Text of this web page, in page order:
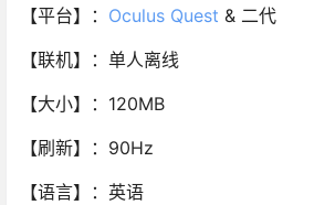
【平台】： Oculus Quest & 二代
【联机】：单人离线
【大小】：120MB
【刷新】：90Hz
【语言】：英语